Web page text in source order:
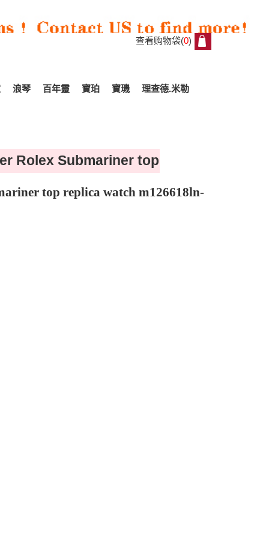
查看购物袋(0)
浪琴 百年靈 寶珀 寶璣 理查德.米勒
Rolex Submariner top
top replica watch m126618ln-